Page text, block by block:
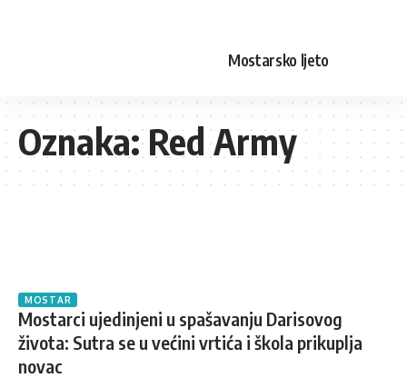
Mostarsko ljeto
Oznaka:Red Army
MOSTAR
Mostarci ujedinjeni u spašavanju Darisovog
života: Sutra se u većini vrtića i škola prikuplja
novac